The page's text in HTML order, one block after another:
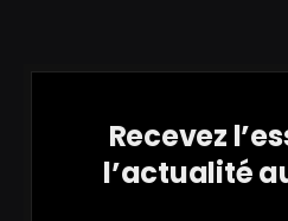
Recevez
l’actualité